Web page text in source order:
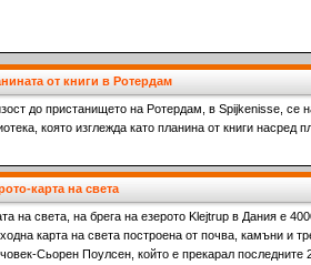
от книги в Ротердам
до пристанището на Ротердам, в Spijkenisse, се
която изглежда като планина от книги насред
карта на света
на света, на брега на езерото Klejtrup в Дания е
карта на света построена от почва, камъни и
Сьорен Поулсен, който е прекарал последните